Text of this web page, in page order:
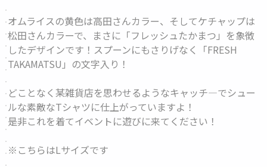
オムライスの黄色は高田さんカラー、そしてケチャップは
松田さんカラーで、まさに「フレッシュたかまつ」を象徴
したデザインです！スプーンにもさりげなく「FRESH
TAKAMATSU」の文字入り！
どことなく某雑貨店を思わせるようなキャッチ―でシュー
ルな素敵なTシャツに仕上がっていますよ！
是非これを着てイベントに遊びに来てください！
※こちらはLサイズです